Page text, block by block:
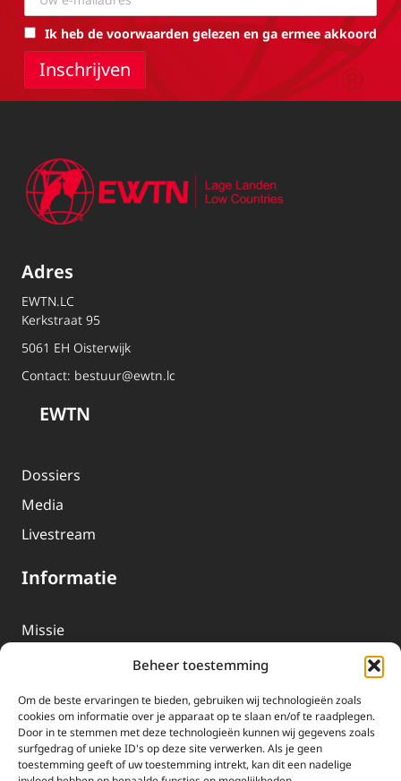
Beheer toestemming
Om de beste ervaringen te bieden, gebruiken wij technologieën zoals
cookies om informatie over je apparaat op te slaan en/of te raadplegen.
Door in te stemmen met deze technologieën kunnen wij gegevens zoals
surfgedrag of unieke ID's op deze site verwerken. Als je geen
toestemming geeft of uw toestemming intrekt, kan dit een nadelige
Ik heb de voorwaarden gelezen en ga ermee akkoord
Adres
EWTN.LC
Kerkstraat 95
5061 EH Oisterwijk
Contact: bestuur@ewtn.lc
EWTN
Dossiers
Media
Livestream
Informatie
Missie
EWTN-Team
Organisatiegegevens